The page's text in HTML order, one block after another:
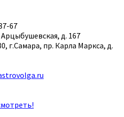
67
Арцыбушевская, д. 167
г.Самара, пр. Карла Маркса, д.